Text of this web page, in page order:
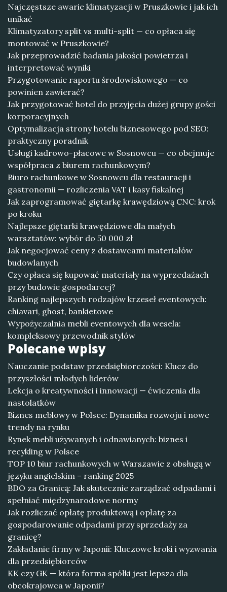
Najczęstsze awarie klimatyzacji w Pruszkowie i jak ich
unikać
Klimatyzatory split vs multi-split — co opłaca się
montować w Pruszkowie?
Jak przeprowadzić badania jakości powietrza i
interpretować wyniki
Przygotowanie raportu środowiskowego — co
powinien zawierać?
Jak przygotować hotel do przyjęcia dużej grupy gości
korporacyjnych
Optymalizacja strony hotelu biznesowego pod SEO:
praktyczny poradnik
Usługi kadrowo-płacowe w Sosnowcu — co obejmuje
współpraca z biurem rachunkowym?
Biuro rachunkowe w Sosnowcu dla restauracji i
gastronomii — rozliczenia VAT i kasy fiskalnej
Jak zaprogramować giętarkę krawędziową CNC: krok
po kroku
Najlepsze giętarki krawędziowe dla małych
warsztatów: wybór do 50 000 zł
Jak negocjować ceny z dostawcami materiałów
budowlanych
Czy opłaca się kupować materiały na wyprzedażach
przy budowie gospodarcej?
Ranking najlepszych rodzajów krzeseł eventowych:
chiavari, ghost, bankietowe
Wypożyczalnia mebli eventowych dla wesela:
kompleksowy przewodnik stylów
Polecane wpisy
Nauczanie podstaw przedsiębiorczości: Klucz do
przyszłości młodych liderów
Lekcja o kreatywności i innowacji — ćwiczenia dla
nastolatków
Biznes meblowy w Polsce: Dynamika rozwoju i nowe
trendy na rynku
Rynek mebli używanych i odnawianych: biznes i
recykling w Polsce
TOP 10 biur rachunkowych w Warszawie z obsługą w
języku angielskim – ranking 2025
BDO za Granicą: Jak skutecznie zarządzać odpadami i
spełniać międzynarodowe normy
Jak rozliczać opłatę produktową i opłatę za
gospodarowanie odpadami przy sprzedaży za
granicę?
Zakładanie firmy w Japonii: Kluczowe kroki i wyzwania
dla przedsiębiorców
KK czy GK — która forma spółki jest lepsza dla
obcokrajowca w Japonii?